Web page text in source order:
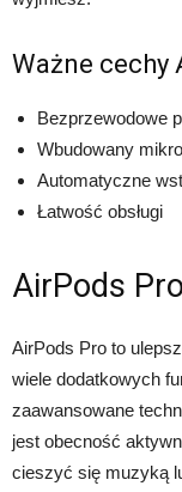
Ważne cechy
Bezprzewodowe
Wbudowany
Automatyczne
Łatwość obsługi
AirPods Pro
AirPods Pro to
wiele dodatkowych
zaawansowane
jest obecność
cieszyć się muzyką